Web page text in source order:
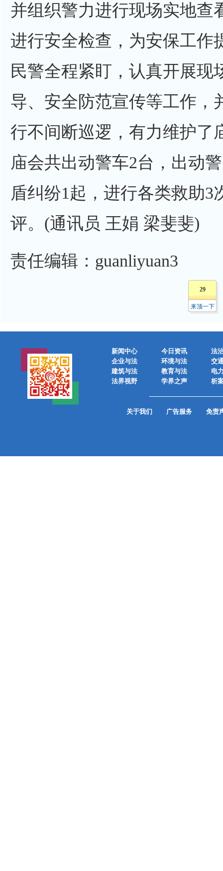
并组织警力进行现场实地查
进行安全检查，为安保工作
民警全程紧盯，认真开展现
导、安全防范宣传等工作，
行不间断巡逻，有力维护了
庙会共出动警车2台，出动
盾纠纷1起，进行各类救助3
评。(通讯员 王娟 梁斐斐)
责任编辑：guanliyuan3
29
来顶一下
新闻中心 今日资讯
法
企业与法
环境与法
交
建筑与法
教育与法
电
法界视野
学界之声 析
关于我们 广告服务 免责